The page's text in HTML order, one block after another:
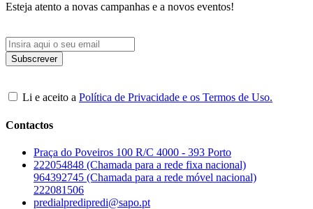
Esteja atento a novas campanhas e a novos eventos!
Li e aceito a Política de Privacidade e os Termos de Uso.
Contactos
Praça do Poveiros 100 R/C 4000 - 393 Porto
222054848 (Chamada para a rede fixa nacional)
964392745 (Chamada para a rede móvel nacional)
222081506
predialpredipredi@sapo.pt